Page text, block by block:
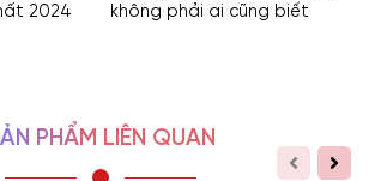
2024
không phải ai cũng biết
PHẨM LIÊN QUAN